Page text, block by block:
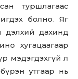
туршлагаас
болно. Яг
дэлхий дахинд
хугацаагаар
мэдэгдэхгүй л
утгаар нь